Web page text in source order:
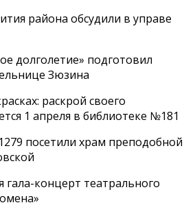
района обсудили в управе
долголетие» подготовил
Зюзина
раскрой своего
1 апреля в библиотеке №181
посетили храм преподобной
гала-концерт театрального